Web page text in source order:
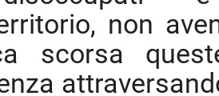
non
scorsa